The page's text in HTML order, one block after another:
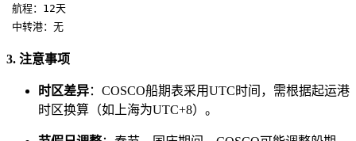
航程：12天
中转港：无
3. 注意事项
时区差异：COSCO船期表采用UTC时间，需根据起运港
时区换算（如上海为UTC+8）。